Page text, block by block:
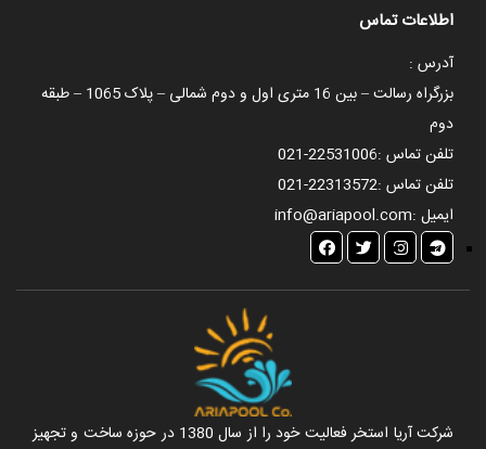
اطلاعات تماس
آدرس :
بزرگراه رسالت – بین 16 متری اول و دوم شمالی – پلاک 1065 – طبقه
دوم
تلفن تماس :021-22531006
تلفن تماس :021-22313572
ایمیل :info@ariapool.com
شرکت آریا استخر فعالیت خود را از سال 1380 در حوزه ساخت و تجهیز